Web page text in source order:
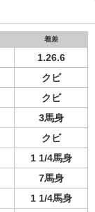
着差
1.26.6
クビ
クビ
3馬身
クビ
1 1/4馬身
7馬身
1 1/4馬身